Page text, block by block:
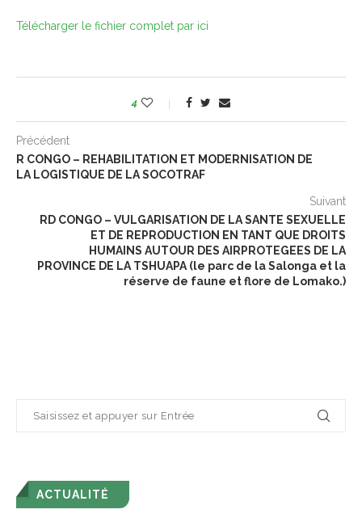
Télécharger le fichier complet par ici
4
Précédent
R CONGO – REHABILITATION ET MODERNISATION DE
LA LOGISTIQUE DE LA SOCOTRAF
Suivant
RD CONGO – VULGARISATION DE LA SANTE SEXUELLE
ET DE REPRODUCTION EN TANT QUE DROITS
HUMAINS AUTOUR DES AIRPROTEGEES DE LA
PROVINCE DE LA TSHUAPA (le parc de la Salonga et la
réserve de faune et flore de Lomako.)
ACTUALITÉ